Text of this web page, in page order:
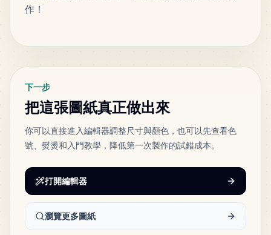
作！
下一步
把這張圖紙真正做出來
你可以直接進入編輯器調整尺寸與顏色，也可以先查看色
號、熨燙和入門教學，降低第一次製作的試錯成本。
打開編輯器
瀏覽更多圖紙